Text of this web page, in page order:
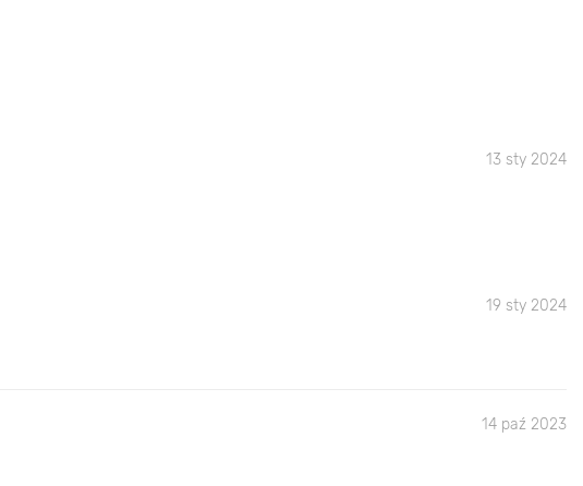
13 sty 2024
19 sty 2024
14 paź 2023